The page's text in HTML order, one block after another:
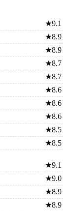
★9.1
★8.9
★8.9
★8.7
★8.7
★8.6
★8.6
★8.6
★8.5
★8.5
★9.1
★9.0
★8.9
★8.9